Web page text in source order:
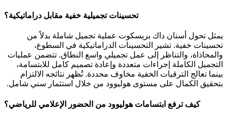
تحسينات تجميلية خفية مقابل دراماتيكية؟
يمثل تحول أسنان داك بريسكوت عملية تجميل شاملة بدلاً من
تحسينات خفية. تشير التحسينات الدراماتيكية في السطوع،
والمحاذاة، والتناظر إلى عمل تجميلي واسع النطاق. تتضمن عمليات
التجميل الكاملة إجراءات متعددة وإعادة تصميم كامل للابتسامة،
بينما تعالج الترقيات الخفية مخاوف محددة. تُظهر نتائجه الالتزام
بتحقيق الكمال على مستوى هوليوود من خلال استثمار سني شامل.
كيف ترفع ابتسامات هوليوود من الحضور الإعلامي للرياضي؟